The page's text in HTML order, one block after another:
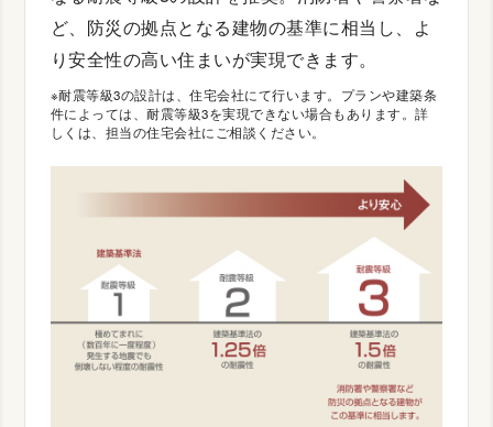
ど、防災の拠点となる建物の基準に相当し、よ
り安全性の高い住まいが実現できます。
※耐震等級3の設計は、住宅会社にて行います。プランや建築条
件によっては、耐震等級3を実現できない場合もあります。詳
しくは、担当の住宅会社にご相談ください。